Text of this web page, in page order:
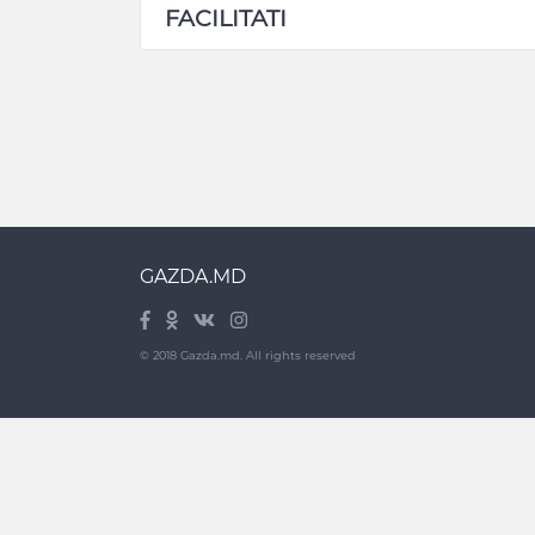
FACILITATI
GAZDA.MD
© 2018 Gazda.md. All rights reserved